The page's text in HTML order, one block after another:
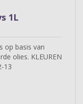
1L
op basis van
olies. KLEUREN
13